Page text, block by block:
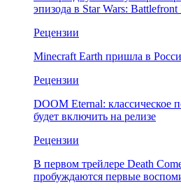
эпизода в Star Wars: Battlefront
Рецензии
Minecraft Earth пришла в
Рецензии
DOOM Eternal:
будет включить на релизе
Рецензии
В первом трейлере Death
пробуждаются первые